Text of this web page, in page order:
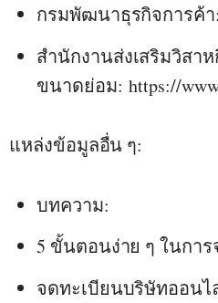
กรมพัฒนาธุรกิจการค้า:
สำนักงานส่งเสริมวิสา
ขนาดย่อม: https://
แหล่งข้อมูลอื่น ๆ:
บทความ:
5 ขั้นตอนง่าย ๆ ในกา
จดทะเบียนบริษัทออนไ